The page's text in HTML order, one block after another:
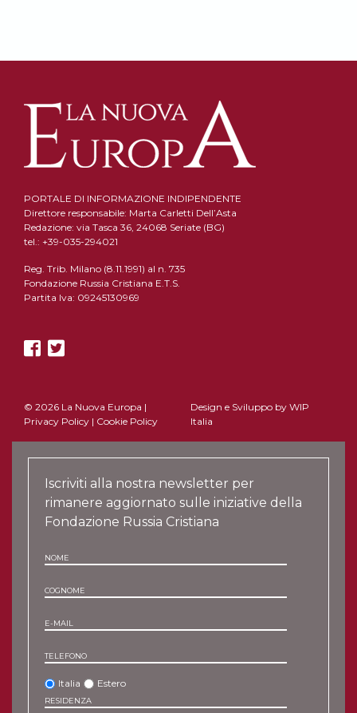
PORTALE DI INFORMAZIONE INDIPENDENTE
Direttore responsabile: Marta Carletti Dell’Asta
Redazione: via Tasca 36, 24068 Seriate (BG)
tel.: +39-035-294021
Reg. Trib. Milano (8.11.1991) al n. 735
Fondazione Russia Cristiana E.T.S.
Partita Iva: 09245130969
© 2026 La Nuova Europa |
Privacy Policy | Cookie Policy
Design e Sviluppo by WIP
Italia
Iscriviti alla nostra newsletter per
rimanere aggiornato sulle iniziative della
Fondazione Russia Cristiana
NOME
COGNOME
E-MAIL
TELEFONO
Italia Estero
RESIDENZA